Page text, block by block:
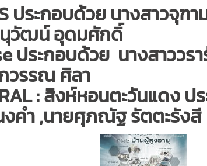
ประกอบด้วย นางสาวจุ
วัฒน์ อุดมศักดิ์
ประกอบด้วย นางสาววร
วรรณ ศิลา
: สิงห์หอนตะวันแดง
งคำ ,นายศุภณัฐ รัตตะรังสี